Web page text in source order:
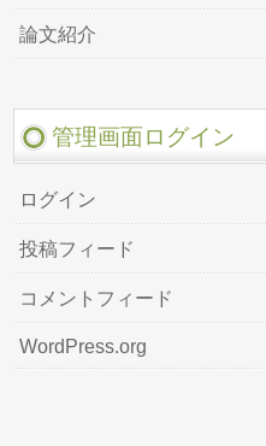
論文紹介
管理画面ログイン
ログイン
投稿フィード
コメントフィード
WordPress.org